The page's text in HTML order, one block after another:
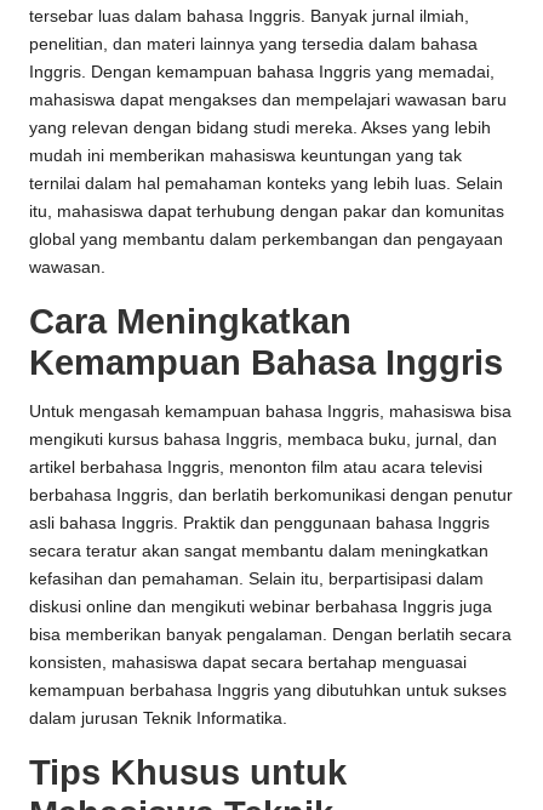
tersebar luas dalam bahasa Inggris. Banyak jurnal ilmiah,
penelitian, dan materi lainnya yang tersedia dalam bahasa
Inggris. Dengan kemampuan bahasa Inggris yang memadai,
mahasiswa dapat mengakses dan mempelajari wawasan baru
yang relevan dengan bidang studi mereka. Akses yang lebih
mudah ini memberikan mahasiswa keuntungan yang tak
ternilai dalam hal pemahaman konteks yang lebih luas. Selain
itu, mahasiswa dapat terhubung dengan pakar dan komunitas
global yang membantu dalam perkembangan dan pengayaan
wawasan.
Cara Meningkatkan
Kemampuan Bahasa Inggris
Untuk mengasah kemampuan bahasa Inggris, mahasiswa bisa
mengikuti kursus bahasa Inggris, membaca buku, jurnal, dan
artikel berbahasa Inggris, menonton film atau acara televisi
berbahasa Inggris, dan berlatih berkomunikasi dengan penutur
asli bahasa Inggris. Praktik dan penggunaan bahasa Inggris
secara teratur akan sangat membantu dalam meningkatkan
kefasihan dan pemahaman. Selain itu, berpartisipasi dalam
diskusi online dan mengikuti webinar berbahasa Inggris juga
bisa memberikan banyak pengalaman. Dengan berlatih secara
konsisten, mahasiswa dapat secara bertahap menguasai
kemampuan berbahasa Inggris yang dibutuhkan untuk sukses
dalam jurusan Teknik Informatika.
Tips Khusus untuk